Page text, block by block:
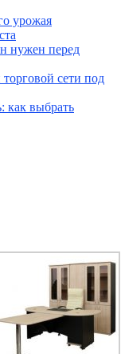
урожая
нужен перед
сети под
как выбрать